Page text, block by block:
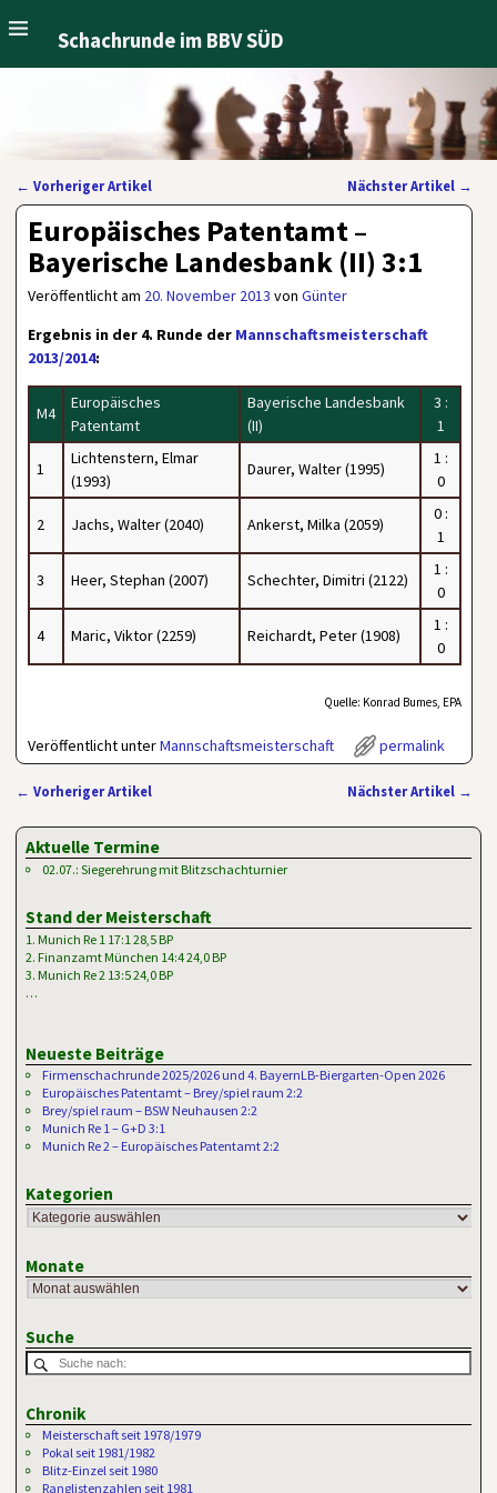
Schachrunde im BBV SÜD
Artikelnavigation
← Vorheriger Artikel Nächster Artikel →
Europäisches Patentamt –
Bayerische Landesbank (II) 3:1
Veröffentlicht am 20. November 2013 vonGünter
Ergebnis in der 4. Runde der Mannschaftsmeisterschaft
2013/2014:
M4
Europäisches
Patentamt
Bayerische Landesbank
(II)
3 :
1
1
Lichtenstern, Elmar
(1993)
Daurer, Walter (1995)
1 :
0
2 Jachs, Walter (2040) Ankerst, Milka (2059)
0 :
1
3 Heer, Stephan (2007) Schechter, Dimitri (2122)
1 :
0
4 Maric, Viktor (2259) Reichardt, Peter (1908)
1 :
0
Quelle: Konrad Bumes, EPA
Veröffentlicht unterMannschaftsmeisterschaft permalink
← Vorheriger Artikel Nächster Artikel →
Aktuelle Termine
02.07.: Siegerehrung mit Blitzschachturnier
Stand der Meisterschaft
1. Munich Re 1 17:1 28,5 BP
2. Finanzamt München 14:4 24,0 BP
3. Munich Re 2 13:5 24,0 BP
…
Neueste Beiträge
Firmenschachrunde 2025/2026 und 4. BayernLB-Biergarten-Open 2026
Europäisches Patentamt – Brey/spiel raum 2:2
Brey/spiel raum – BSW Neuhausen 2:2
Munich Re 1 – G+D 3:1
Munich Re 2 – Europäisches Patentamt 2:2
Kategorien
Monate
Suche
Chronik
Meisterschaft seit 1978/1979
Pokal seit 1981/1982
Blitz-Einzel seit 1980
Ranglistenzahlen seit 1981